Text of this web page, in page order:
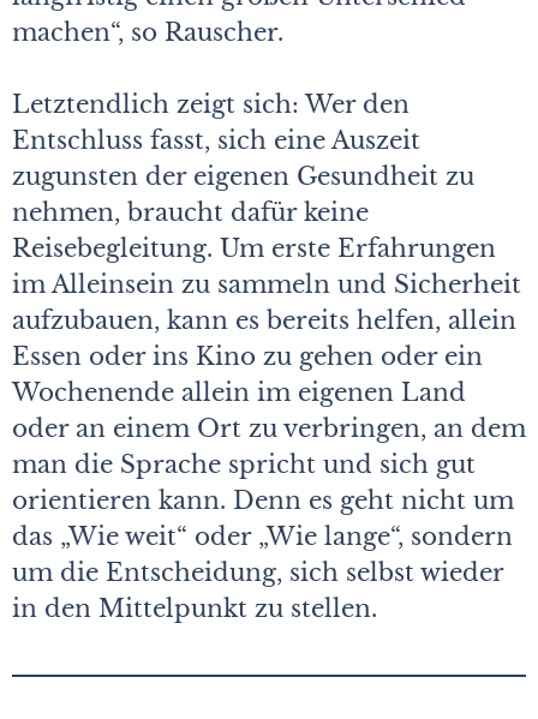
machen“, so Rauscher.
Letztendlich zeigt sich: Wer den
Entschluss fasst, sich eine Auszeit
zugunsten der eigenen Gesundheit zu
nehmen, braucht dafür keine
Reisebegleitung. Um erste Erfahrungen
im Alleinsein zu sammeln und Sicherheit
aufzubauen, kann es bereits helfen, allein
Essen oder ins Kino zu gehen oder ein
Wochenende allein im eigenen Land
oder an einem Ort zu verbringen, an dem
man die Sprache spricht und sich gut
orientieren kann. Denn es geht nicht um
das „Wie weit“ oder „Wie lange“, sondern
um die Entscheidung, sich selbst wieder
in den Mittelpunkt zu stellen.